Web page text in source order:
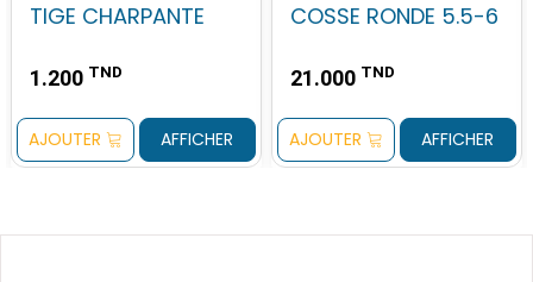
TIGE CHARPANTE
1.200 TND
AJOUTER AFFICHER
COSSE RONDE 5.5-6
21.000 TND
AJOUTER AFFICHER